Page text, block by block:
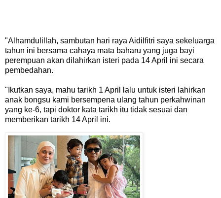
"Alhamdulillah, sambutan hari raya Aidilfitri saya sekeluarga
tahun ini bersama cahaya mata baharu yang juga bayi
perempuan akan dilahirkan isteri pada 14 April ini secara
pembedahan.
"Ikutkan saya, mahu tarikh 1 April lalu untuk isteri lahirkan
anak bongsu kami bersempena ulang tahun perkahwinan
yang ke-6, tapi doktor kata tarikh itu tidak sesuai dan
memberikan tarikh 14 April ini.